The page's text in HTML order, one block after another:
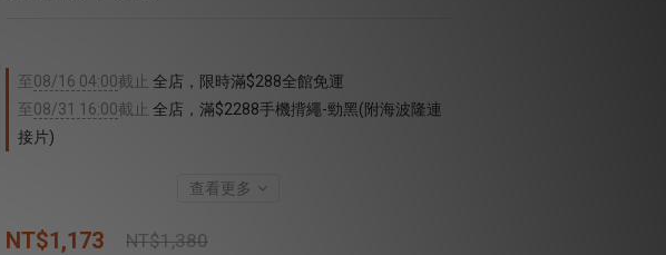
至08/16 04:00截止
全店，限時滿$288全館免運
至08/31 16:00截止
全店，滿$2288手機揹繩-勁黑(附海波隆連
接片)
查看更多
NT$1,173 NT$1,380